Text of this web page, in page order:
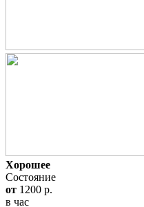
Хорошее
Состояние
от 1200 p.
в час